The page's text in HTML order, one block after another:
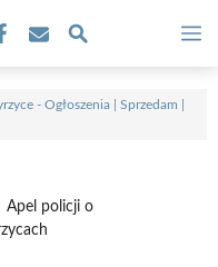
- Ogłoszenia | Sprzedam |
Apel policji o